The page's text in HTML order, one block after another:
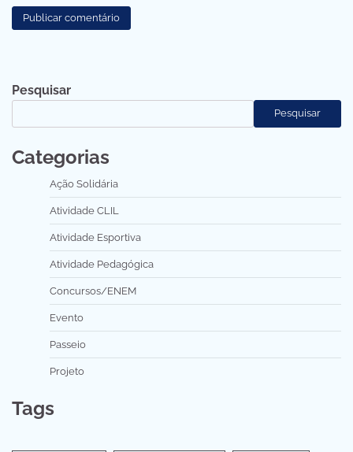
Pesquisar
Pesquisar
Categorias
Ação Solidária
Atividade CLIL
Atividade Esportiva
Atividade Pedagógica
Concursos/ENEM
Evento
Passeio
Projeto
Tags